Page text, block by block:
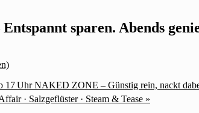
Entspannt sparen. Abends
17 Uhr NAKED ZONE – Günstig rein, nackt
· Salzgeflüster · Steam & Tease »